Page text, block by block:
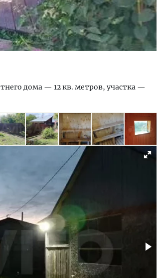
дома — 12 кв. метров, участка —
компании
рынка
«Жилищной инициативы»
Гатилов — о том, как
оставаться на плаву,
штормит
СТРОИТЕЛЬСТВО